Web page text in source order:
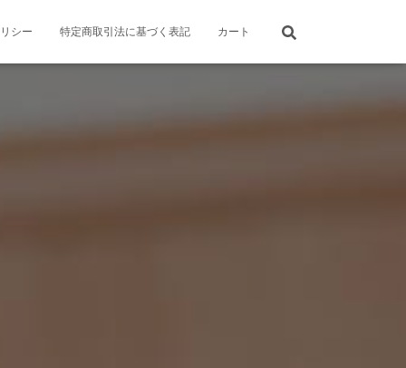
シー 特定商取引法に基づく表記 カート